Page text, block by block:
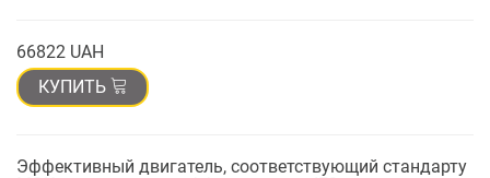
66822 UAH
КУПИТЬ
Эффективный двигатель, соответствующий стандарту